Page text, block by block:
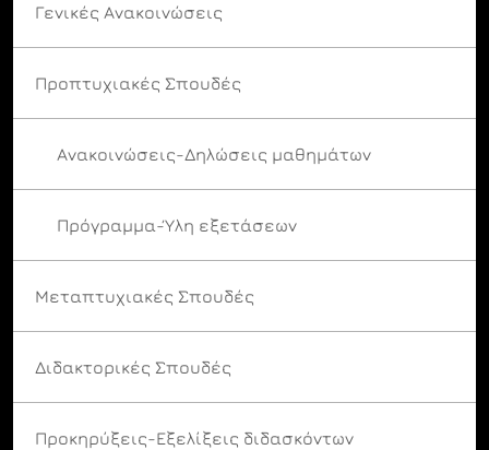
Γενικές Ανακοινώσεις
Προπτυχιακές Σπουδές
Ανακοινώσεις-Δηλώσεις μαθημάτων
Πρόγραμμα-Ύλη εξετάσεων
Μεταπτυχιακές Σπουδές
Διδακτορικές Σπουδές
Προκηρύξεις-Εξελίξεις διδασκόντων